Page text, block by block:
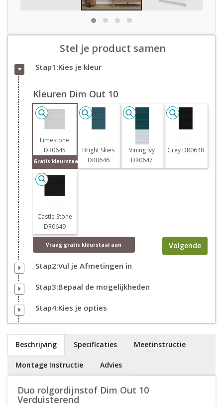
Stel je product samen
Stap1:Kies je kleur
Kleuren Dim Out 10
Limestone
DR0645
Gratis kleurstaal
Bright Skies
DR0646
Vining Ivy
DR0647
Grey DR0648
Castle Stone
DR0649
Vraag gratis kleurstaal aan Volgende
Stap2:Vul je Afmetingen in
Stap3:Bepaal de mogelijkheden
Stap4:Kies je opties
Beschrijving Specificaties Meetinstructie
Montage Instructie Advies
Duo rolgordijnstof Dim Out 10
Verduisterend